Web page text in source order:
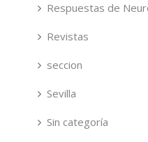
Respuestas de
Revistas
seccion
Sevilla
Sin categoría